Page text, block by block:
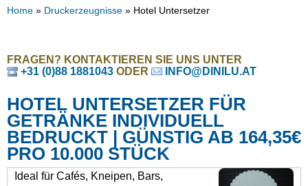
Home » Druckerzeugnisse » Hotel Untersetzer
FRAGEN? KONTAKTIEREN SIE UNS UNTER
+31 (0)88 1881043 ODER INFO@DINILU.AT
HOTEL UNTERSETZER FÜR
GETRÄNKE INDIVIDUELL
BEDRUCKT | GÜNSTIG AB 164,35€
PRO 10.000 STÜCK
Ideal für Cafés, Kneipen, Bars,